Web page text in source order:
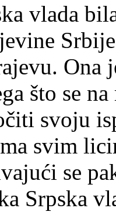
vlada
Ona
što se
svoju
svim
se
Srpska